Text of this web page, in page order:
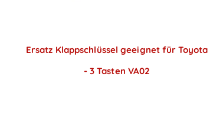
Ersatz Klappschlüssel geeignet für Toyota
- 3 Tasten VA02